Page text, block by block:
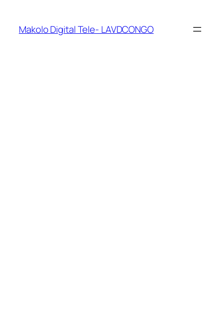
Makolo Digital Tele- LAVDCONGO